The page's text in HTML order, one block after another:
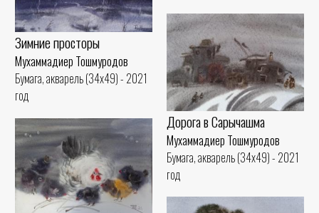
Зимние просторы
Мухаммадиер Тошмуродов
Бумага, акварель (34x49) - 2021
год
Дорога в Сарычашма
Мухаммадиер Тошмуродов
Бумага, акварель (34x49) - 2021
год